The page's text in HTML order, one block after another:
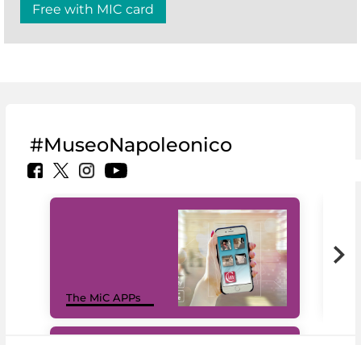
Free with MIC card
#MuseoNapoleonico
The MiC APPs